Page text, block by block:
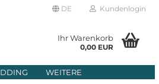
DE Kundenlogin
Ihr Warenkorb
0,00 EUR
WEITERE